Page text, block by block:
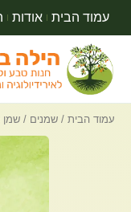
עמוד הבית אודות
עמוד הבית / שמנים / שמן